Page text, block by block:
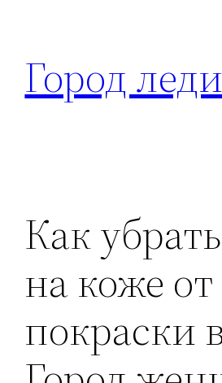
содержимому
Город леди
Как
на коже от
покраски